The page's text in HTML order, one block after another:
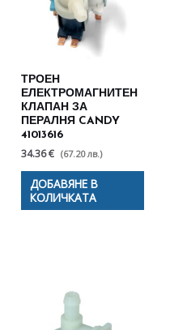
ТРОЕН
ЕЛЕКТРОМАГНИТЕН
КЛАПАН ЗА
ПЕРАЛНЯ CANDY
41013616
34.36 € (67.20 лв.)
ДОБАВЯНЕ В
КОЛИЧКАТА